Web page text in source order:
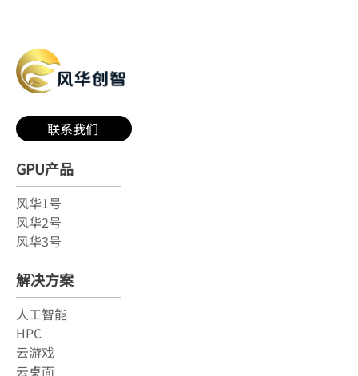
联系我们
GPU产品
风华1号
风华2号
风华3号
解决方案
人工智能
HPC
云游戏
云桌面